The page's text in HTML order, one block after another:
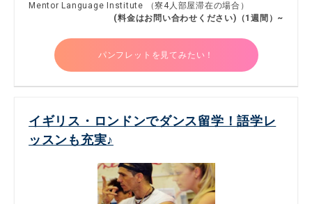
Mentor Language Institute （寮4人部屋滞在の場合）
(料金はお問い合わせください)（1週間）~
パンフレットを見てみたい！
イギリス・ロンドンでダンス留学！語学レ
ッスンも充実♪